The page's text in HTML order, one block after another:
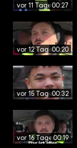
vor 11 Tagen00:27
vor 12 Tagen00:20
vor 15 Tagen00:32
vor 16 Tagen00:19